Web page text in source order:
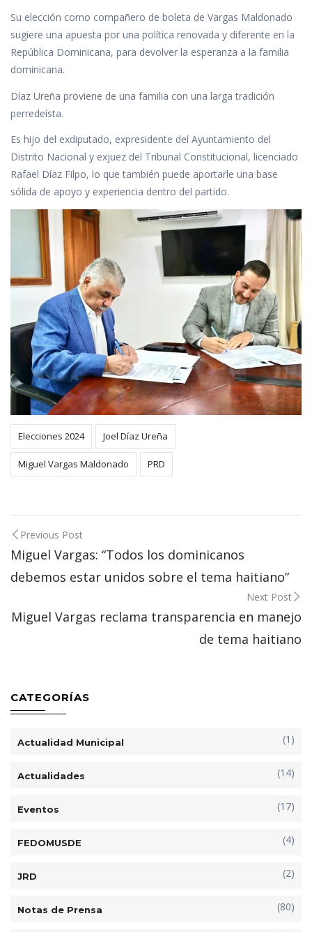
Su elección como compañero de boleta de Vargas Maldonado
sugiere una apuesta por una política renovada y diferente en la
República Dominicana, para devolver la esperanza a la familia
dominicana.
Díaz Ureña proviene de una familia con una larga tradición
perredeísta.
Es hijo del exdiputado, expresidente del Ayuntamiento del
Distrito Nacional y exjuez del Tribunal Constitucional, licenciado
Rafael Díaz Filpo, lo que también puede aportarle una base
sólida de apoyo y experiencia dentro del partido.
Elecciones 2024 Joel Díaz Ureña
Miguel Vargas Maldonado PRD
Post
navigation
Previous Post
Miguel Vargas: “Todos los dominicanos
debemos estar unidos sobre el tema haitiano”
Next Post
Miguel Vargas reclama transparencia en manejo
de tema haitiano
CATEGORÍAS
Actualidad Municipal (1)
Actualidades (14)
Eventos (17)
FEDOMUSDE (4)
JRD (2)
Notas de Prensa (80)